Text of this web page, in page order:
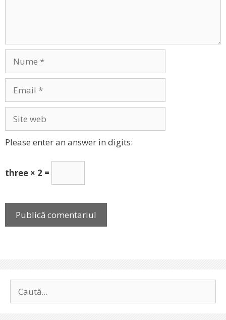
web
Please enter an answer in digits:
three × 2 =
după: